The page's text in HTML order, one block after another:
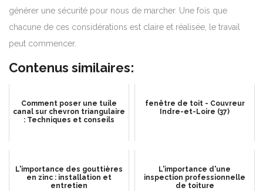
générer une sécurité pour nous de marcher. Une fois que
chacune de ces considérations est claire et réalisée, le travail
peut commencer.
Contenus similaires:
Comment poser une tuile
canal sur chevron triangulaire
: Techniques et conseils
fenêtre de toit - Couvreur
Indre-et-Loire (37)
L'importance des gouttières
en zinc : installation et
entretien
L'importance d'une
inspection professionnelle
de toiture